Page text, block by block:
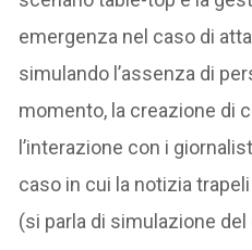
emergenza nel caso di
simulando l’assenza di
momento, la creazione di
l’interazione con i
caso in cui la notizia
(si parla di simulazione del